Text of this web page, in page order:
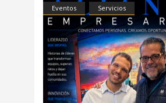
Eventos
Servicios